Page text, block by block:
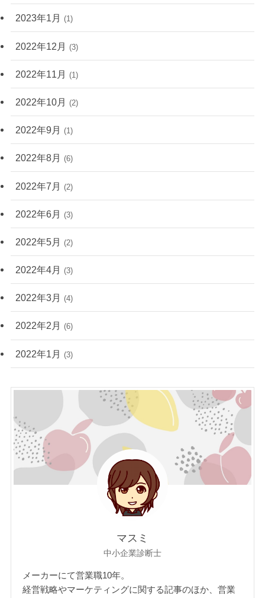
2023年1月 (1)
2022年12月 (3)
2022年11月 (1)
2022年10月 (2)
2022年9月 (1)
2022年8月 (6)
2022年7月 (2)
2022年6月 (3)
2022年5月 (2)
2022年4月 (3)
2022年3月 (4)
2022年2月 (6)
2022年1月 (3)
マスミ
中小企業診断士
メーカーにて営業職10年。
経営戦略やマーケティングに関する記事のほか、営業